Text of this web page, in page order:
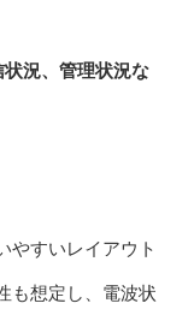
況、管理状況な
やすいレイアウト
も想定し、電波状